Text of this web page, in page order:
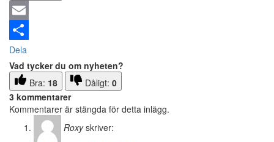
Email
Dela
Vad tycker du om nyheten?
Bra: 18 Dåligt: 0
3 kommentarer
Kommentarer är stängda för detta inlägg.
Roxy skriver: